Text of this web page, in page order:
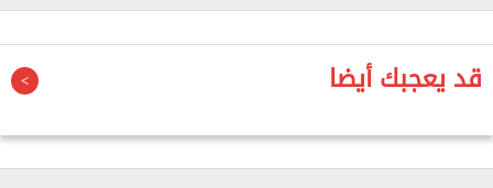
للمنتخب المصري في مبارياته بالمونديال، مضيفا: "أيا ما
كانت النتيجة راح نكون مع مصر قلبا وقالبا".
وكان الكابتن حسام حسن قد رفع العلم الفلسطيني بجوار
العلم المصري عقب انتصار الفراعنة في مباراتهم ضد
أستراليا، والتي أهلتهم للدور الـ16 في البطولة، وأهدى
قد يعجبك أيضا